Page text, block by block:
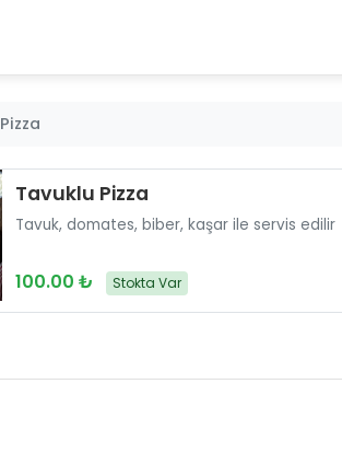
Pizza
Tavuklu Pizza
Tavuk, domates, biber, kaşar ile servis edilir
100.00 ₺ Stokta Var